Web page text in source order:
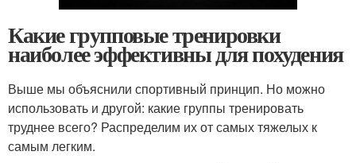
Какие групповые тренировки
наиболее эффективны для похудения
Выше мы объяснили спортивный принцип. Но можно
использовать и другой: какие группы тренировать
труднее всего? Распределим их от самых тяжелых к
самым легким.